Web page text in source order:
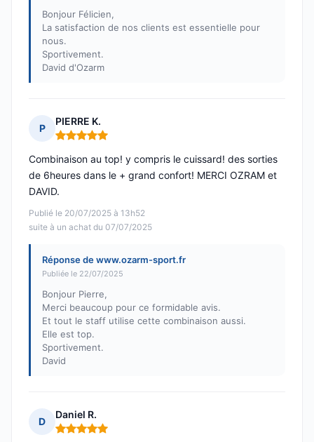
Bonjour Félicien,
La satisfaction de nos clients est essentielle pour
nous.
Sportivement.
David d'Ozarm
P
PIERRE K.
Note : 5 sur 5
Publié le 20/07/2025 à 13h52
suite à un achat du 07/07/2025
Combinaison au top! y compris le cuissard! des sorties
de 6heures dans le + grand confort! MERCI OZRAM et
DAVID.
Réponse de www.ozarm-sport.fr
Publiée le 22/07/2025
Bonjour Pierre,
Merci beaucoup pour ce formidable avis.
Et tout le staff utilise cette combinaison aussi.
Elle est top.
Sportivement.
David
D
Daniel R.
Note : 5 sur 5